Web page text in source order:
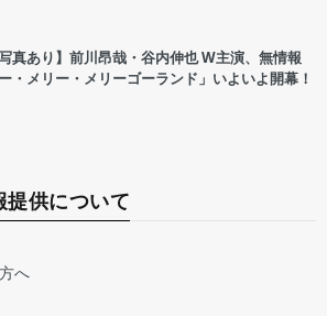
写真あり】前川昂哉・谷内伸也 W主演、無情報
ー・メリー・メリーゴーランド」いよいよ開幕！
供について
へ